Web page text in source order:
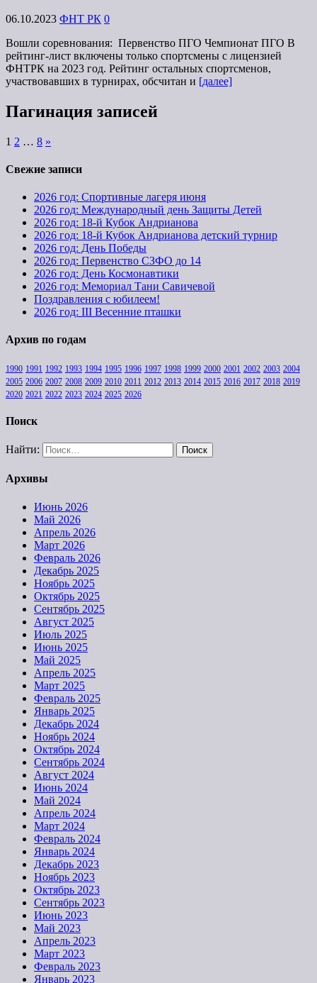
06.10.2023 ФНТ РК 0
Вошли соревнования: Первенство ПГО Чемпионат ПГО В
рейтинг-лист включены только спортсмены с лицензией
ФНТРК на 2023 год. Рейтинг остальных спортсменов,
участвовавших в турнирах, обсчитан и [далее]
Пагинация записей
1 2 … 8 »
Свежие записи
2026 год: Спортивные лагеря июня
2026 год: Международный день Защиты Детей
2026 год: 18-й Кубок Андрианова
2026 год: 18-й Кубок Андрианова детский турнир
2026 год: День Победы
2026 год: Первенство СЗФО до 14
2026 год: День Космонавтики
2026 год: Мемориал Тани Савичевой
Поздравления с юбилеем!
2026 год: III Весенние пташки
Архив по годам
1990 1991 1992 1993 1994 1995 1996 1997 1998 1999 2000 2001 2002 2003 2004
2005 2006 2007 2008 2009 2010 2011 2012 2013 2014 2015 2016 2017 2018 2019
2020 2021 2022 2023 2024 2025 2026
Поиск
Найти:
Архивы
Июнь 2026
Май 2026
Апрель 2026
Март 2026
Февраль 2026
Декабрь 2025
Ноябрь 2025
Октябрь 2025
Сентябрь 2025
Август 2025
Июль 2025
Июнь 2025
Май 2025
Апрель 2025
Март 2025
Февраль 2025
Январь 2025
Декабрь 2024
Ноябрь 2024
Октябрь 2024
Сентябрь 2024
Август 2024
Июнь 2024
Май 2024
Апрель 2024
Март 2024
Февраль 2024
Январь 2024
Декабрь 2023
Ноябрь 2023
Октябрь 2023
Сентябрь 2023
Июнь 2023
Май 2023
Апрель 2023
Март 2023
Февраль 2023
Январь 2023